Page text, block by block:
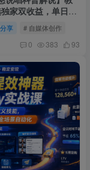
“不略”爆火简笔画书单号项目拆解，利用AI快速制作简笔画书单视频
家双收益，单日
享 # 自媒体创作
0 383 93